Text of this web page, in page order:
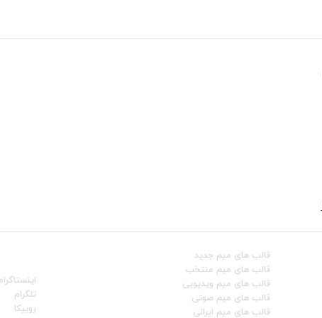
قالب‌ های میم جدید
قالب‌ های میم منتخب
قالب‌ های میم ویدیویی
قالب‌ های میم صوتی
قالب‌ های میم ایرانی
تلگرام
روبیکا